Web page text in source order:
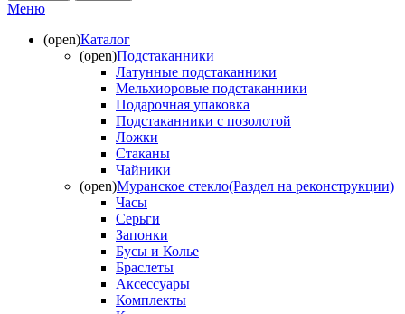
Меню
(open)Каталог
(open)Подстаканники
Латунные подстаканники
Мельхиоровые подстаканники
Подарочная упаковка
Подстаканники с позолотой
Ложки
Стаканы
Чайники
(open)Муранское стекло(Раздел на реконструкции)
Часы
Серьги
Запонки
Бусы и Колье
Браслеты
Аксессуары
Комплекты